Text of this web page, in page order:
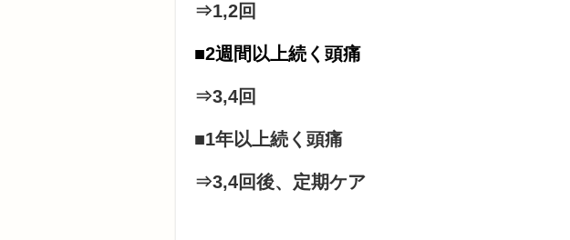
⇒1,2回
■2週間以上続く頭痛
⇒3,4回
■1年以上続く頭痛
⇒3,4回後、定期ケア